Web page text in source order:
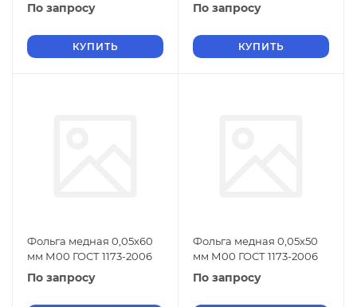
По запросу
КУПИТЬ
По запросу
КУПИТЬ
Фольга медная 0,05х60
мм М00 ГОСТ 1173-2006
По запросу
Фольга медная 0,05х50
мм М00 ГОСТ 1173-2006
По запросу